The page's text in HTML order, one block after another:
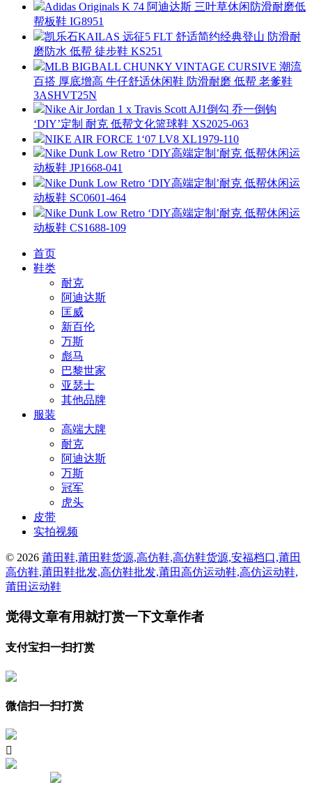
Adidas Originals K 74 阿迪达斯 三叶草休闲防滑耐磨低
帮板鞋 IG8951
凯乐石KAILAS 远征5 FLT 舒适简约经典登山 防滑耐
磨防水 低帮 徒步鞋 KS251
MLB BIGBALL CHUNKY VINTAGE CURSIVE 潮流
百搭 厚底增高 牛仔舒适休闲鞋 防滑耐磨 低帮 老爹鞋
3ASHVT25N
Nike Air Jordan 1 x Travis Scott AJ1倒勾 乔一倒钩
‘DIY’定制 耐克 低帮文化篮球鞋 XS2025-063
NIKE AIR FORCE 1‘07 LV8 XL1979-110
Nike Dunk Low Retro ‘DIY高端定制’耐克 低帮休闲运
动板鞋 JP1668-041
Nike Dunk Low Retro ‘DIY高端定制’耐克 低帮休闲运
动板鞋 SC0601-464
Nike Dunk Low Retro ‘DIY高端定制’耐克 低帮休闲运
动板鞋 CS1688-109
首页
鞋类
耐克
阿迪达斯
匡威
新百伦
万斯
彪马
巴黎世家
亚瑟士
其他品牌
服装
高端大牌
耐克
阿迪达斯
万斯
冠军
虎头
皮带
实拍视频
© 2026 莆田鞋,莆田鞋货源,高仿鞋,高仿鞋货源,安福档口,莆田
高仿鞋,莆田鞋批发,高仿鞋批发,莆田高仿运动鞋,高仿运动鞋,
莆田运动鞋
觉得文章有用就打赏一下文章作者
支付宝扫一扫打赏
微信扫一扫打赏
